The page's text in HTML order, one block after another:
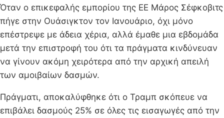
Όταν ο επικεφαλής εμπορίου της ΕΕ Μάρος Σέφκοβιτς
πήγε στην Ουάσιγκτον τον Ιανουάριο, όχι μόνο
επέστρεψε με άδεια χέρια, αλλά έμαθε μια εβδομάδα
μετά την επιστροφή του ότι τα πράγματα κινδύνευαν
να γίνουν ακόμη χειρότερα από την αρχική απειλή
των αμοιβαίων δασμών.
Πράγματι, αποκαλύφθηκε ότι ο Τραμπ σκόπευε να
επιβάλει δασμούς 25% σε όλες τις εισαγωγές από την